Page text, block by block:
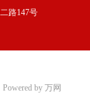
路147号
Powered by 万网